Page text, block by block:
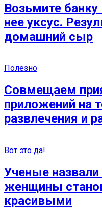
Возьмите
нее уксус.
домашний сыр
Полезно
Совмещаем
приложений на
развлечения и
Вот это да!
Ученые
женщины
красивыми